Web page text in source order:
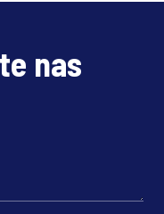
nas